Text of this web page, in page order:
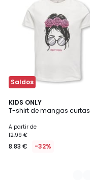
Saldos
KIDS ONLY
T-shirt de mangas curtas
A partir de
12.99 €
8.83 € -32%
2
Cores